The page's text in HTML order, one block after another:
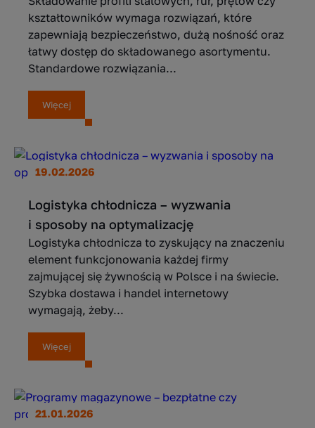
kształtowników wymaga rozwiązań, które
zapewniają bezpieczeństwo, dużą nośność oraz
łatwy dostęp do składowanego asortymentu.
Standardowe rozwiązania...
Więcej
19.02.2026
Logistyka chłodnicza – wyzwania
i sposoby na optymalizację
Logistyka chłodnicza to zyskujący na znaczeniu
element funkcjonowania każdej firmy
zajmującej się żywnością w Polsce i na świecie.
Szybka dostawa i handel internetowy
wymagają, żeby...
Więcej
21.01.2026